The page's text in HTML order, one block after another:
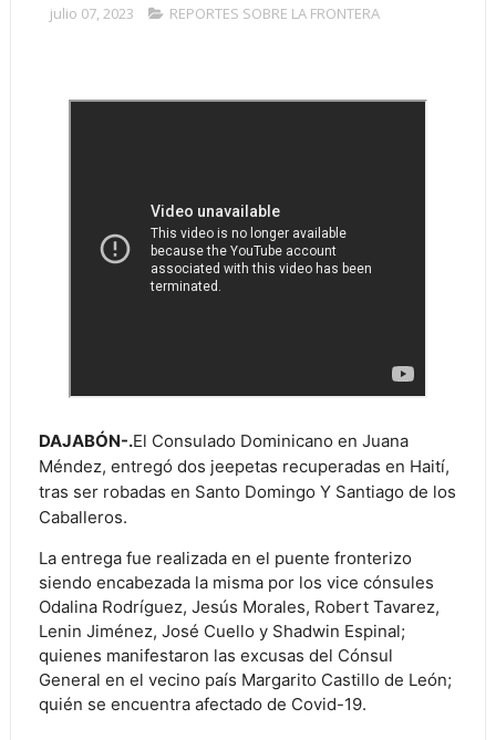
julio 07, 2023 REPORTES SOBRE LA FRONTERA
DAJABÓN-.El Consulado Dominicano en Juana
Méndez, entregó dos jeepetas recuperadas en Haití,
tras ser robadas en Santo Domingo Y Santiago de los
Caballeros.
La entrega fue realizada en el puente fronterizo
siendo encabezada la misma por los vice cónsules
Odalina Rodríguez, Jesús Morales, Robert Tavarez,
Lenin Jiménez, José Cuello y Shadwin Espinal;
quienes manifestaron las excusas del Cónsul
General en el vecino país Margarito Castillo de León;
quién se encuentra afectado de Covid-19.